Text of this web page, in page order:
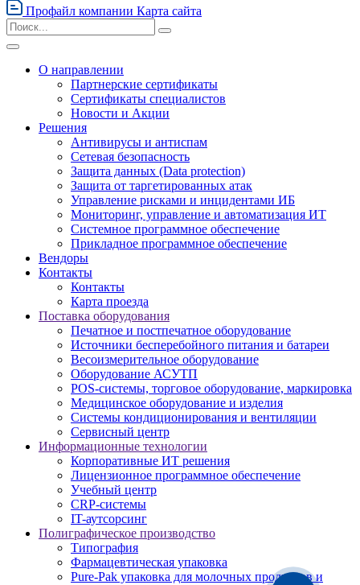
Профайл компании Карта сайта
О направлении
Партнерские сертификаты
Сертификаты специалистов
Новости и Акции
Решения
Антивирусы и антиспам
Сетевая безопасность
Защита данных (Data protection)
Защита от таргетированных атак
Управление рисками и инцидентами ИБ
Мониторинг, управление и автоматизация ИТ
Системное программное обеспечение
Прикладное программное обеспечение
Вендоры
Контакты
Контакты
Карта проезда
Поставка оборудования
Печатное и постпечатное оборудование
Источники бесперебойного питания и батареи
Весоизмерительное оборудование
Оборудование АСУТП
POS-системы, торговое оборудование, маркировка
Медицинское оборудование и изделия
Системы кондиционирования и вентиляции
Сервисный центр
Информационные технологии
Корпоративные ИТ решения
Лицензионное программное обеспечение
Учебный центр
CRP-системы
IT-аутсорсинг
Полиграфическое производство
Типография
Фармацевтическая упаковка
Pure-Pak упаковка для молочных продуктов и